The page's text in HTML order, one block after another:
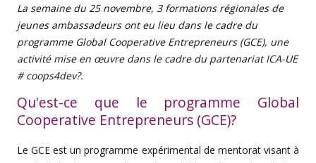
La semaine du 25 novembre, 3 formations régionales de
jeunes ambassadeurs ont eu lieu dans le cadre du
programme Global Cooperative Entrepreneurs (GCE), une
activité mise en œuvre dans le cadre du partenariat ICA-UE
# coops4dev?.
Qu'est-ce que le programme Global
Cooperative Entrepreneurs (GCE)?
Le GCE est un programme expérimental de mentorat visant à